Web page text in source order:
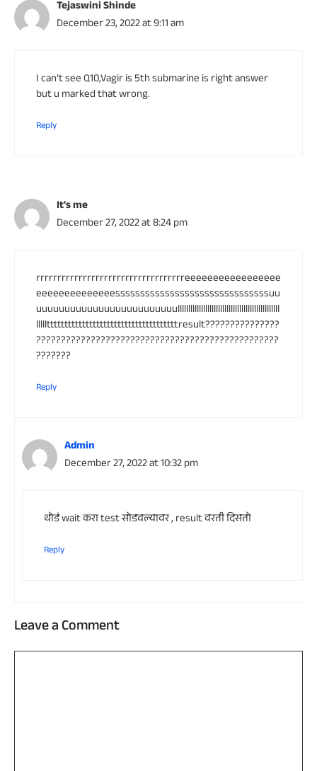
Tejaswini Shinde
December 23, 2022 at 9:11 am
I can’t see Q10,Vagir is 5th submarine is right answer
but u marked that wrong.
Reply
It's me
December 27, 2022 at 8:24 pm
rrrrrrrrrrrrrrrrrrrrrrrrrrrrrrrrrrreeeeeeeeeeeeeeeee
eeeeeeeeeeeeeesssssssssssssssssssssssssssssssuu
uuuuuuuuuuuuuuuuuuuuuuuuullllllllllllllllllllllllllllllllllllllllllllllll
llllltttttttttttttttttttttttttttttttttttttresult???????????????
?????????????????????????????????????????????????
???????
Reply
Admin
December 27, 2022 at 10:32 pm
थोडं wait करा test सोडवल्यावर , result वरती दिसतो
Reply
Leave a Comment
Comment